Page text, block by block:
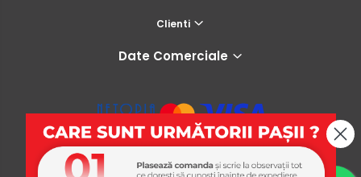
Clienti
Date Comerciale